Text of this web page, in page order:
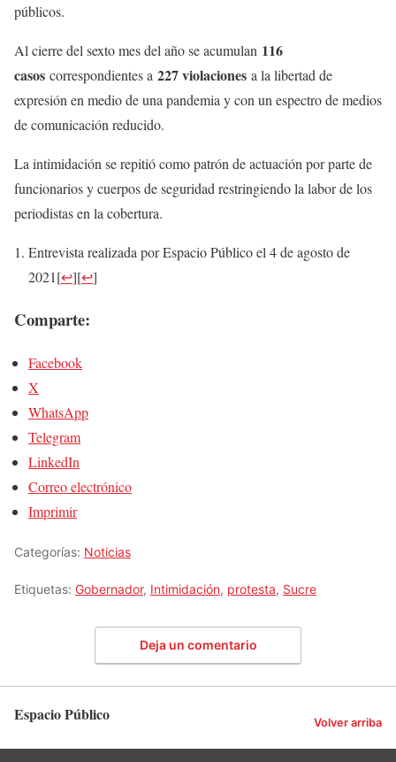
públicos.
Al cierre del sexto mes del año se acumulan 116
casos correspondientes a 227 violaciones a la libertad de
expresión en medio de una pandemia y con un espectro de medios
de comunicación reducido.
La intimidación se repitió como patrón de actuación por parte de
funcionarios y cuerpos de seguridad restringiendo la labor de los
periodistas en la cobertura.
Entrevista realizada por Espacio Público el 4 de agosto de
2021[↩][↩]
Comparte:
Facebook
X
WhatsApp
Telegram
LinkedIn
Correo electrónico
Imprimir
Categorías: Noticias
Etiquetas: Gobernador, Intimidación, protesta, Sucre
Deja un comentario
Espacio Público Volver arriba